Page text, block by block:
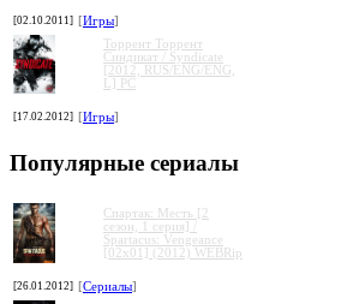
[02.10.2011] [Игры]
Торрент Торрент
Cиндикат / Syndicate
[2012, RUS/ENG/ENG,
L] PC
[17.02.2012] [Игры]
Популярные сериалы
Спартак: Месть [2
сезон, 1 серия] /
Spartacus: Vengeance
[02x01] (2012) WEBRip
[26.01.2012] [Сериалы]